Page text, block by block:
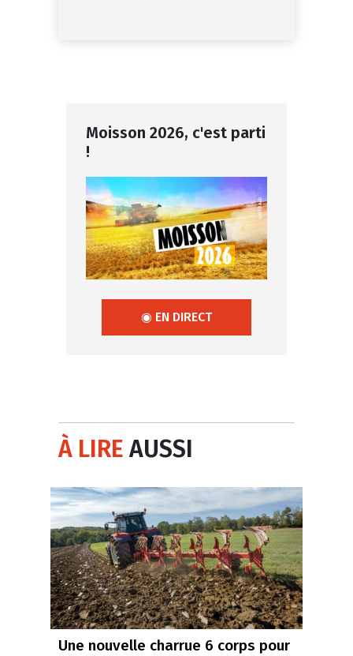
Moisson 2026, c'est parti
!
◉ EN DIRECT
À LIREAUSSI
Une nouvelle charrue 6 corps pour